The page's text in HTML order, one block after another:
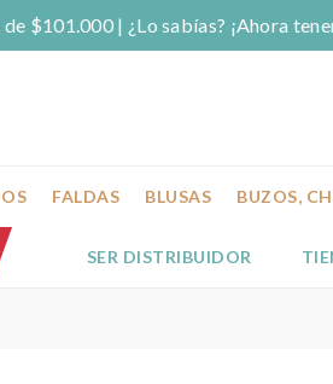
$101.000 | ¿Lo sabías? ¡Ahora
FALDAS BLUSAS BUZOS,
SER DISTRIBUIDOR